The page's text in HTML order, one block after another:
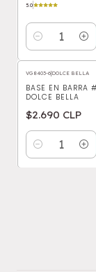
5.0
Cantidad
VG8403-6|DOLCE BELLA
BASE EN BARRA
DOLCE BELLA
$2.690 CLP
Cantidad